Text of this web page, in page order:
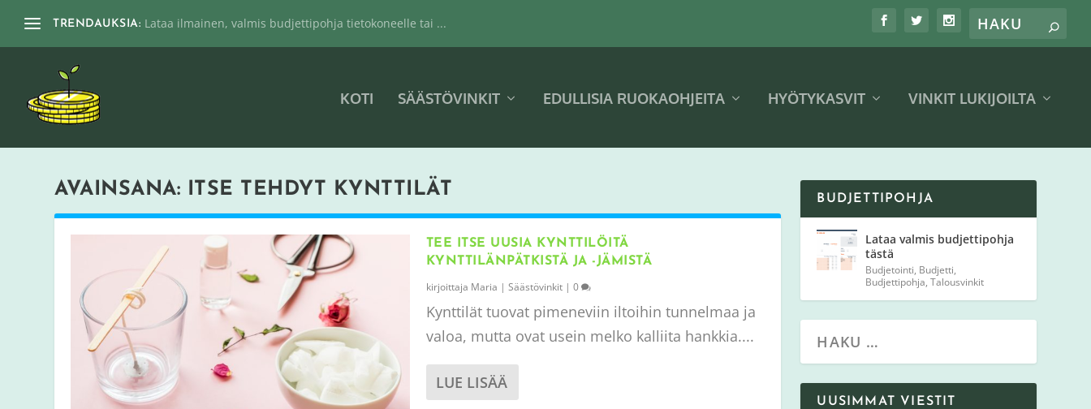
TRENDAUKSIA: Lataa ilmainen, valmis budjettipohja tietokoneelle tai ...
KOTI SÄÄSTÖVINKIT EDULLISIA RUOKAOHJEITA HYÖTYKASVIT VINKIT LUKIJOILTA
AVAINSANA: ITSE TEHDYT KYNTTILÄT
TEE ITSE UUSIA KYNTTILÖITÄ
KYNTTILÄNPÄTKISTÄ JA -JÄMISTÄ
kirjoittaja Maria | Säästövinkit| 0
Kynttilät tuovat pimeneviin iltoihin tunnelmaa ja
valoa, mutta ovat usein melko kalliita hankkia....
LUE LISÄÄ
BUDJETTIPOHJA
Lataa valmis budjettipohja
tästä
Budjetointi, Budjetti,
Budjettipohja,Talousvinkit
UUSIMMAT VIESTIT